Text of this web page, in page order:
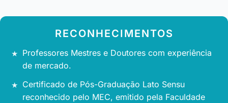
RECONHECIMENTOS
Professores Mestres e Doutores com experiência
de mercado.
Certificado de Pós-Graduação Lato Sensu
reconhecido pelo MEC, emitido pela Faculdade